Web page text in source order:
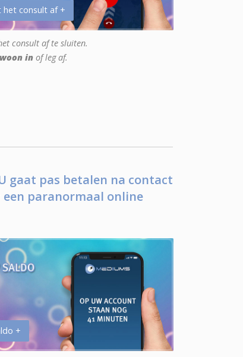
het consult af +
consult af te sluiten.
in of leg af.
gaat pas betalen na contact
paranormaal online
+